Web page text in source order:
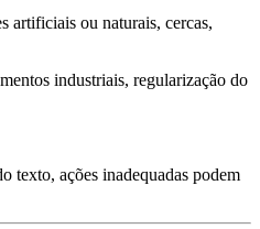
artificiais ou naturais, cercas,
industriais, regularização do
texto, ações inadequadas podem